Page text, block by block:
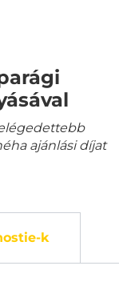
ajánlási díjat
k